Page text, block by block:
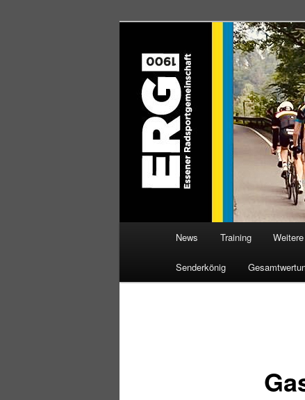
ERG 1900
Willkommen bei der
News Training
Senderkönig